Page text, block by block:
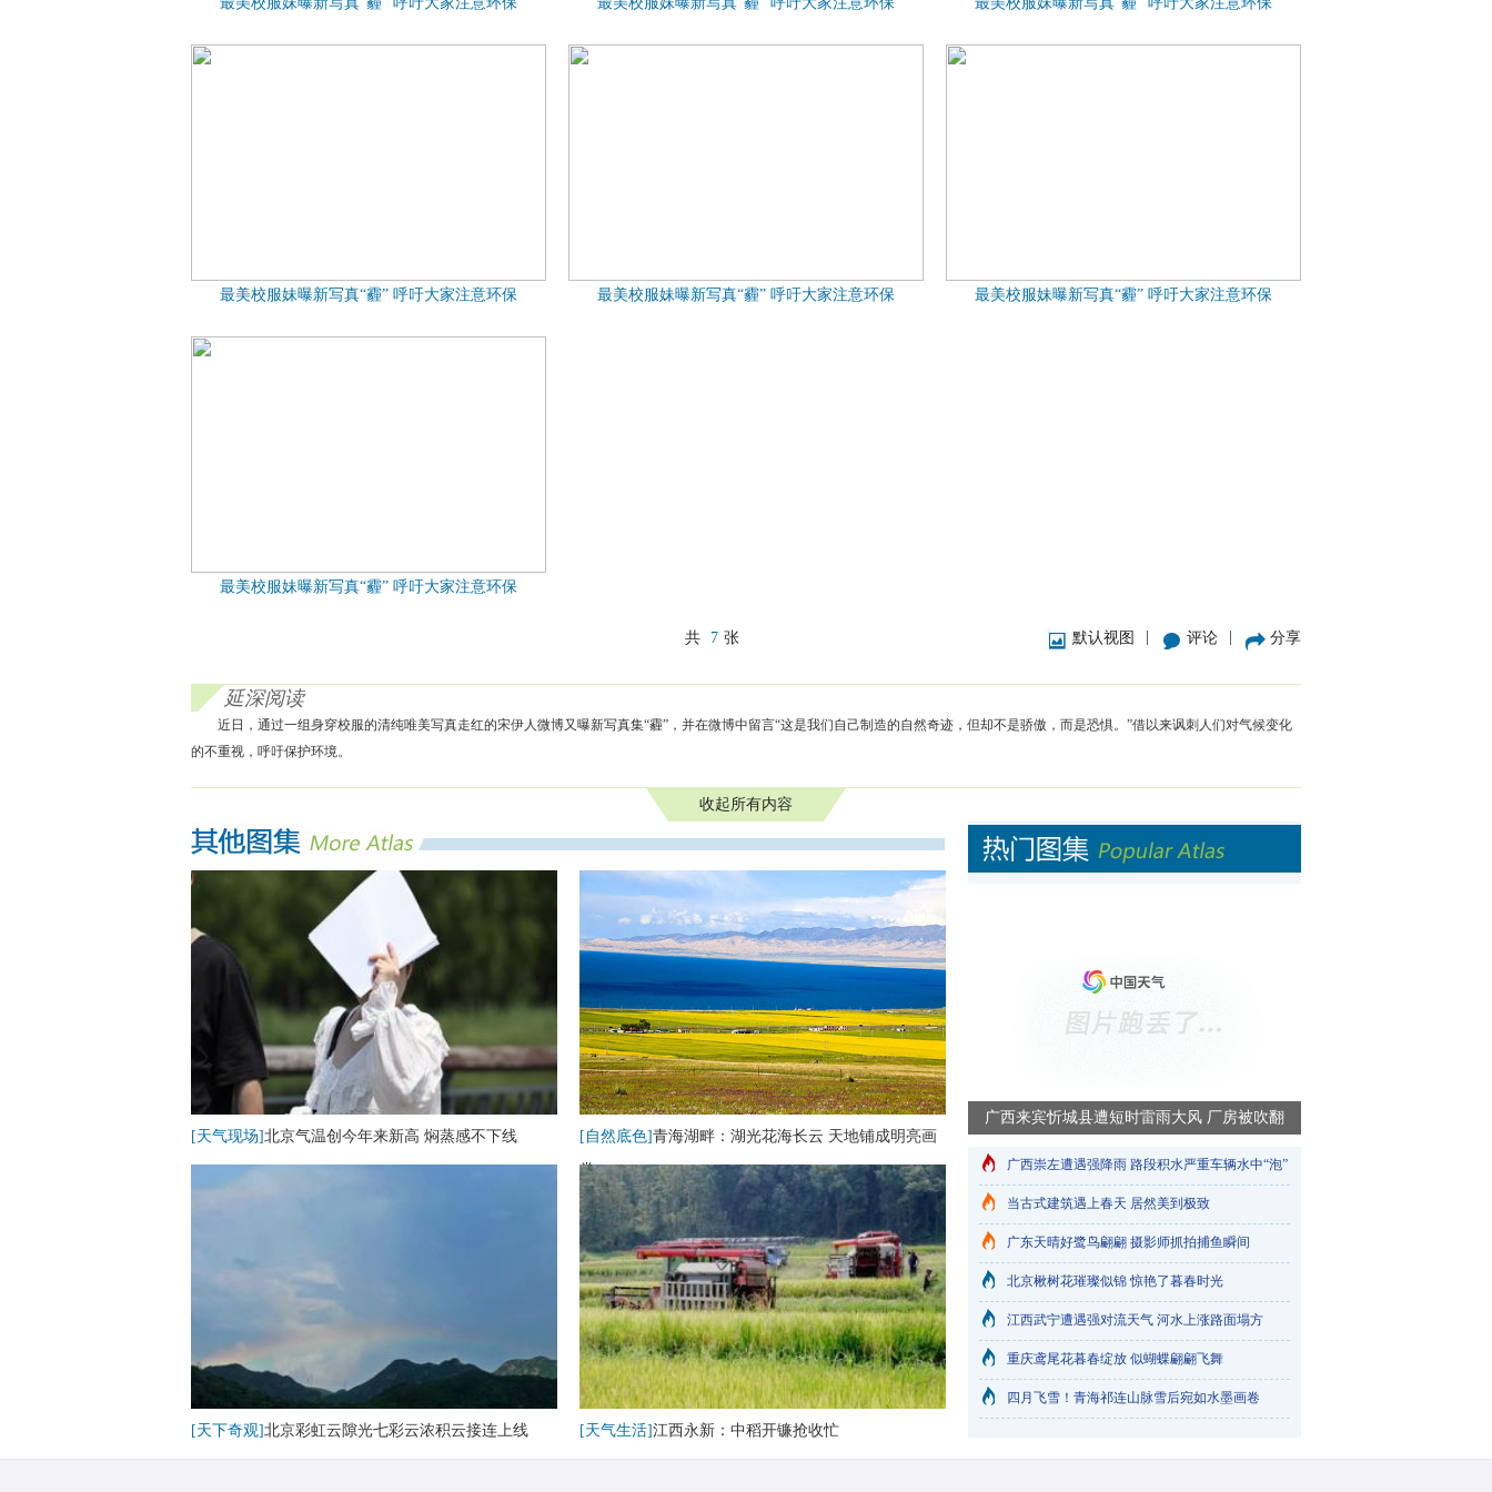
最美校服妹曝新写真“霾” 呼吁大家注意环保 最美校服妹曝新写真“霾” 呼吁大家注意环保 最美校服妹曝新写真“霾” 呼吁大家注意环保
最美校服妹曝新写真“霾” 呼吁大家注意环保
共 7 张 默认视图 评论 分享
延深阅读
近日，通过一组身穿校服的清纯唯美写真走红的宋伊人微博又曝新写真集“霾”，并在微博中留言“这是我们自己制造的自然奇迹，但却不是骄傲，而是恐惧。”借以来讽刺人们对气候变化
的不重视，呼吁保护环境。
收起所有内容
[天气现场]北京气温创今年来新高 焖蒸感不下线 [自然底色]青海湖畔：湖光花海长云 天地铺成明亮画
卷
[天下奇观]北京彩虹云隙光七彩云浓积云接连上线 [天气生活]江西永新：中稻开镰抢收忙
广西来宾忻城县遭短时雷雨大风 厂房被吹翻
烟台天气一天三变 降雨冰雹降雪轮番登场
广西崇左遭遇强降雨 路段积水严重车辆水中“泡”​
当古式建筑遇上春天 居然美到极致
广东天晴好鹭鸟翩翩 摄影师抓拍捕鱼瞬间
北京楸树花璀璨似锦 惊艳了暮春时光
江西武宁遭遇强对流天气 河水上涨路面塌方
重庆鸢尾花暮春绽放 似蝴蝶翩翩飞舞
四月飞雪！青海祁连山脉雪后宛如水墨画卷